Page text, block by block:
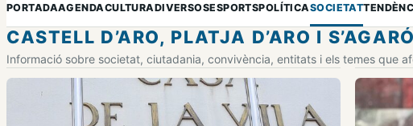
PORTADAAGENDACULTURADIVERSOSESPORTSPOLÍTICASOCIETAT
CASTELL D’ARO, PLATJA D’ARO I
Informació sobre societat, ciutadania, convivència, entitats i els temes que